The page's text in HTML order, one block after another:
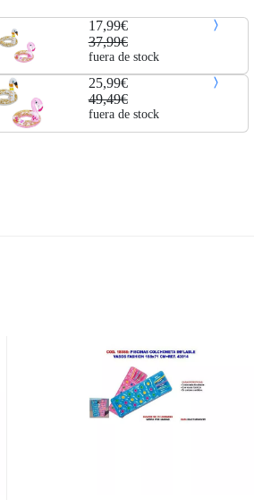
9
€
.
17,99€
37,99€
fuera de stock
25,99€
49,49€
fuera de stock